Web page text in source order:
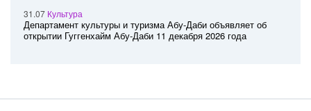
31.07 Культура
Департамент культуры и туризма Абу-Даби объявляет об
открытии Гуггенхайм Абу-Даби 11 декабря 2026 года